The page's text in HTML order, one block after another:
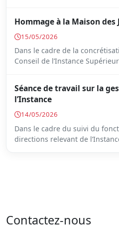
Hommage à la Maison des
15/05/2026
Dans le cadre de la
Conseil de l’Instance
Séance de travail sur la
l’Instance
14/05/2026
Dans le cadre du suivi du
directions relevant de
Contactez-nous